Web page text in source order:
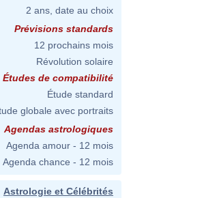
2 ans, date au choix
Prévisions standards
12 prochains mois
Révolution solaire
Études de compatibilité
Étude standard
globale avec portraits
Agendas astrologiques
Agenda amour - 12 mois
Agenda chance - 12 mois
Astrologie et Célébrités